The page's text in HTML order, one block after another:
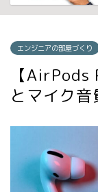
エンジニアの部屋づくり
【
とマイク